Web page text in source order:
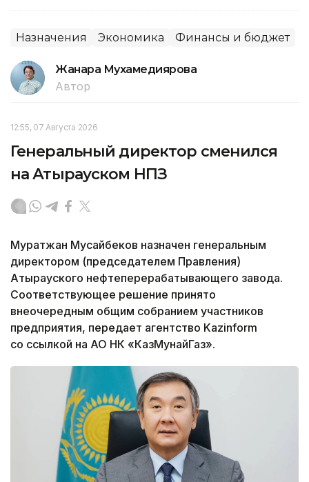
Назначения Экономика Финансы и бюджет
Жанара Мухамедиярова
Автор
12:55, 07 Августа 2026
Генеральный директор сменился
на Атырауском НПЗ
Муратжан Мусайбеков назначен генеральным
директором (председателем Правления)
Атырауского нефтеперерабатывающего завода.
Соответствующее решение принято
внеочередным общим собранием участников
предприятия, передает агентство Kazinform
со ссылкой на АО НК «КазМунайГаз».